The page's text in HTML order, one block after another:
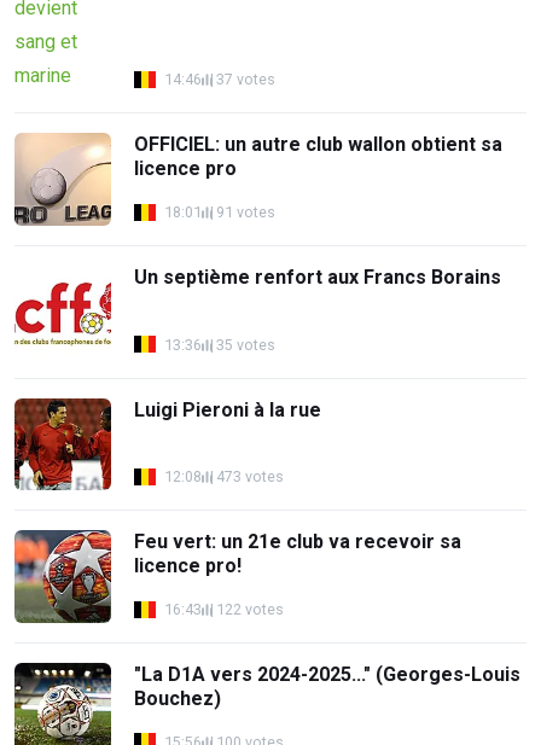
14:46 37 votes
OFFICIEL: un autre club wallon obtient sa
licence pro
18:01 91 votes
Un septième renfort aux Francs Borains
13:36 35 votes
Luigi Pieroni à la rue
12:08 473 votes
Feu vert: un 21e club va recevoir sa
licence pro!
16:43 122 votes
"La D1A vers 2024-2025..." (Georges-Louis
Bouchez)